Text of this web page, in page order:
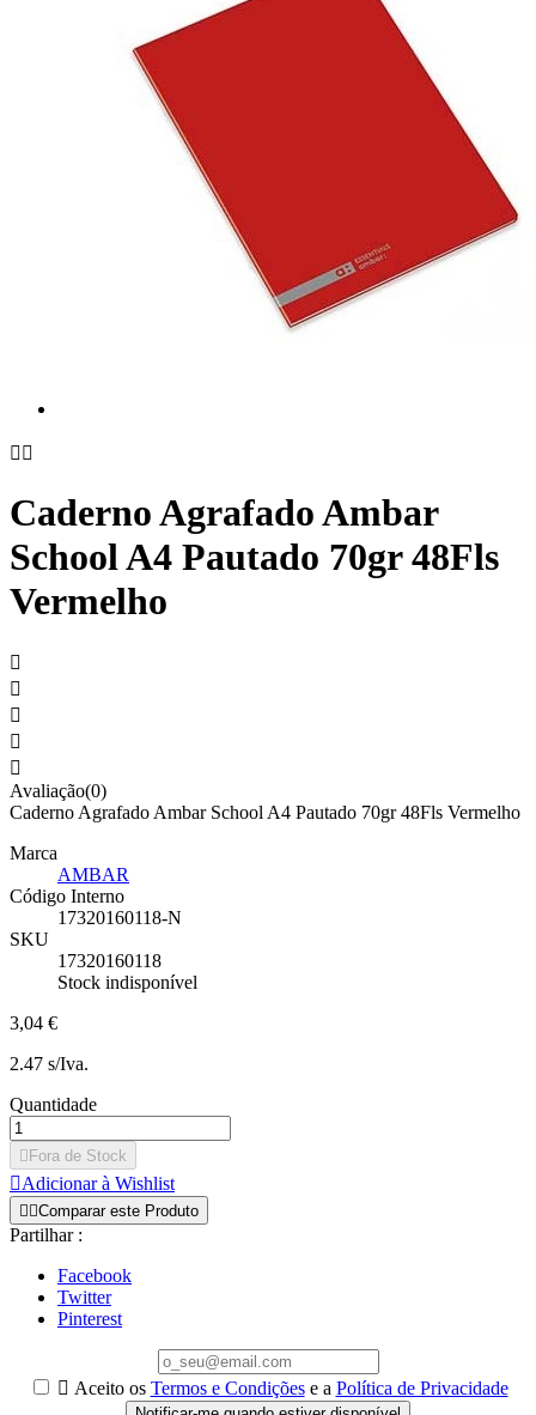
 
Caderno Agrafado Ambar
School A4 Pautado 70gr 48Fls
Vermelho





Avaliação(0)
Caderno Agrafado Ambar School A4 Pautado 70gr 48Fls Vermelho
Marca
AMBAR
Código Interno
17320160118-N
SKU
17320160118
Stock indisponível
3,04 €
2.47 s/Iva.
Quantidade
 Fora de Stock
Adicionar à Wishlist
 Comparar este Produto
Partilhar :
Facebook
Twitter
Pinterest
 Aceito os Termos e Condiçõese a Política de Privacidade